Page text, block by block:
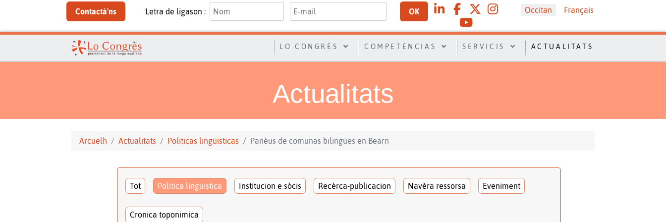
Contactà'ns Letra de ligason : OK Sélectionnez votre langue
Occitan Français
LO CONGRÈS COMPETÉNCIAS SERVICIS ACTUALITATS
Actualitats
Arcuelh Actualitats Politicas lingüisticas Panèus de comunas bilingües en Bearn
Tot Politica lingüistica Institucion e sòcis Recèrca-publicacion Navèra ressorsa Eveniment
Cronica toponimica